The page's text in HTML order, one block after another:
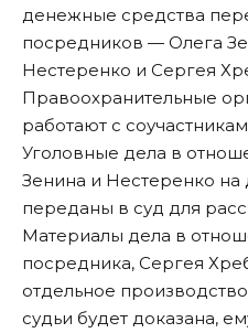
денежные средства
посредников — Олега
Нестеренко и Сергея
Правоохранительные
работают с
Уголовные дела в
Зенина и Нестеренко
переданы в суд для
Материалы дела в
посредника, Сергея
отдельное
судьи будет доказана,